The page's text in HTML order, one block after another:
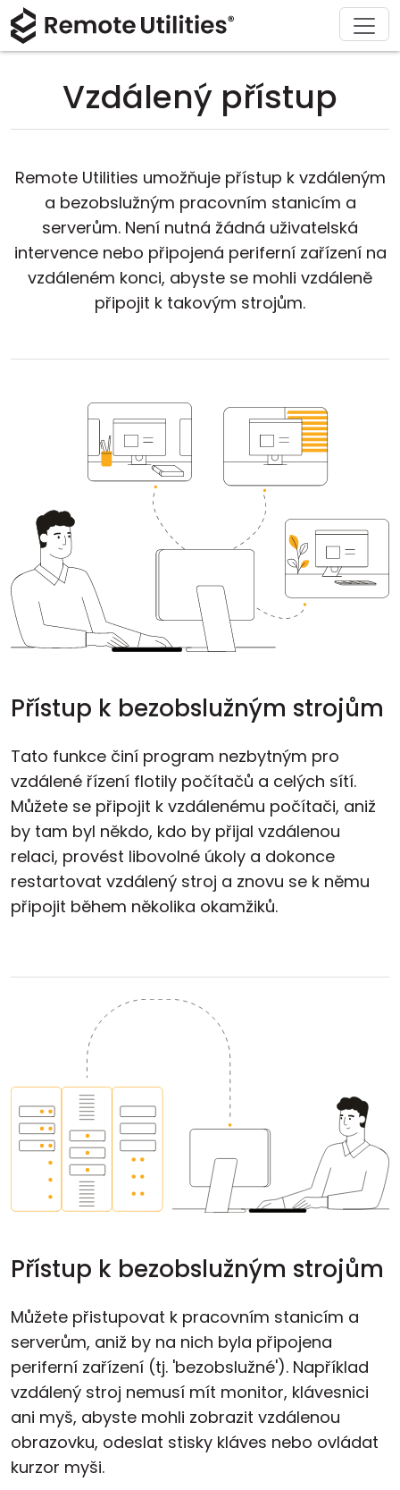
Vzdálený přístup
Remote Utilities umožňuje přístup k vzdáleným
a bezobslužným pracovním stanicím a
serverům. Není nutná žádná uživatelská
intervence nebo připojená periferní zařízení na
vzdáleném konci, abyste se mohli vzdáleně
připojit k takovým strojům.
Přístup k bezobslužným strojům
Tato funkce činí program nezbytným pro
vzdálené řízení flotily počítačů a celých sítí.
Můžete se připojit k vzdálenému počítači, aniž
by tam byl někdo, kdo by přijal vzdálenou
relaci, provést libovolné úkoly a dokonce
restartovat vzdálený stroj a znovu se k němu
připojit během několika okamžiků.
Přístup k bezobslužným strojům
Můžete přistupovat k pracovním stanicím a
serverům, aniž by na nich byla připojena
periferní zařízení (tj. 'bezobslužné'). Například
vzdálený stroj nemusí mít monitor, klávesnici
ani myš, abyste mohli zobrazit vzdálenou
obrazovku, odeslat stisky kláves nebo ovládat
kurzor myši.
Produkt
Bezpečnost
Poznámky k vydání
Režimy připojení
Neutrální přístup
Cloud a on-premise
Řešení
Výroba a maloobchod
Vzdělání a vláda
Informační technologie
Stáhnout
macOS
iOS/Android
Koupit
Asistent licence
Podpora
Dokumentace
O nás
Tisková místnost